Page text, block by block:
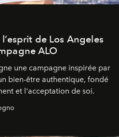
de Los Angeles
ALO
une campagne inspirée par
bien-être authentique, fondé
et l'acceptation de soi.